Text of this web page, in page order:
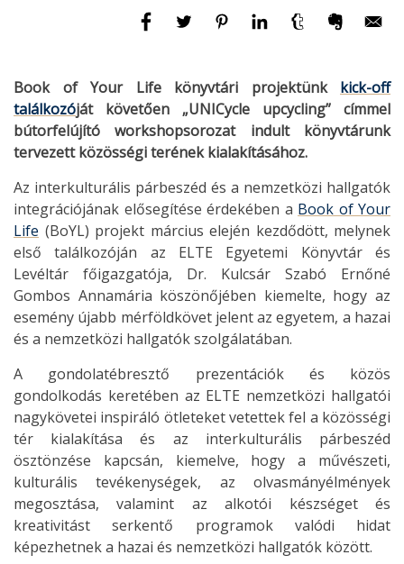
Book of Your Life könyvtári projektünk kick-off
találkozóját követően „UNICycle upcycling” címmel
bútorfelújító workshopsorozat indult könyvtárunk
tervezett közösségi terének kialakításához.
Az interkulturális párbeszéd és a nemzetközi hallgatók
integrációjának elősegítése érdekében a Book of Your
Life (BoYL) projekt március elején kezdődött, melynek
első találkozóján az ELTE Egyetemi Könyvtár és
Levéltár főigazgatója, Dr. Kulcsár Szabó Ernőné
Gombos Annamária köszönőjében kiemelte, hogy az
esemény újabb mérföldkövet jelent az egyetem, a hazai
és a nemzetközi hallgatók szolgálatában.
A gondolatébresztő prezentációk és közös
gondolkodás keretében az ELTE nemzetközi hallgatói
nagykövetei inspiráló ötleteket vetettek fel a közösségi
tér kialakítása és az interkulturális párbeszéd
ösztönzése kapcsán, kiemelve, hogy a művészeti,
kulturális tevékenységek, az olvasmányélmények
megosztása, valamint az alkotói készséget és
kreativitást serkentő programok valódi hidat
képezhetnek a hazai és nemzetközi hallgatók között.